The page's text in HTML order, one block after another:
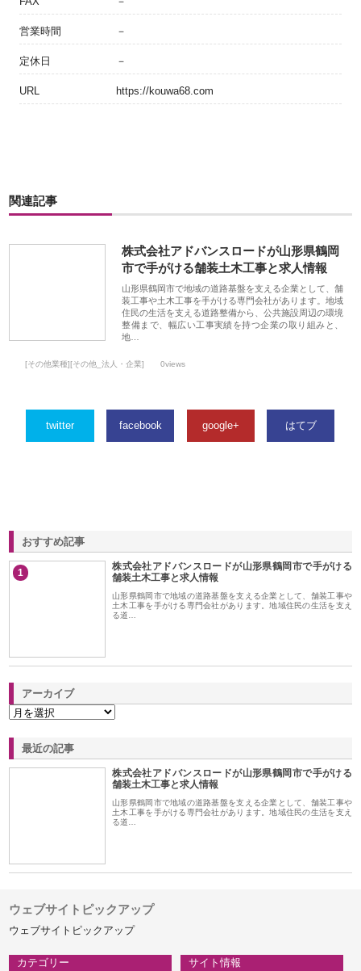
営業時間 －
定休日 －
URL https://kouwa68.com
関連記事
株式会社アドバンスロードが山形県鶴岡
市で手がける舗装土木工事と求人情報
山形県鶴岡市で地域の道路基盤を支える企業として、舗
装工事や土木工事を手がける専門会社があります。地域
住民の生活を支える道路整備から、公共施設周辺の環境
整備まで、幅広い工事実績を持つ企業の取り組みと、
地…
[その他業種][その他_法人・企業] 0views
twitter facebook google+ はてブ
おすすめ記事
1
株式会社アドバンスロードが山形県鶴岡市で手がける
舗装土木工事と求人情報
山形県鶴岡市で地域の道路基盤を支える企業として、舗装工事や
土木工事を手がける専門会社があります。地域住民の生活を支え
る道…
アーカイブ
最近の記事
株式会社アドバンスロードが山形県鶴岡市で手がける
舗装土木工事と求人情報
山形県鶴岡市で地域の道路基盤を支える企業として、舗装工事や
土木工事を手がける専門会社があります。地域住民の生活を支え
る道…
ウェブサイトピックアップ
ウェブサイトピックアップ
カテゴリー サイト情報